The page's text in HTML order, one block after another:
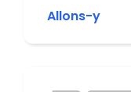
Allons-y